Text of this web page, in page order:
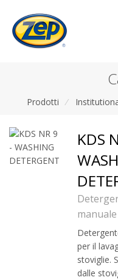
Prodotti /
KDS
per il
stoviglie.
dalle